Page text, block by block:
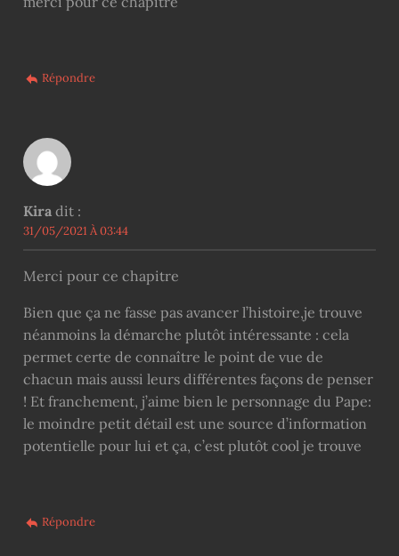
Répondre
Kira dit :
31/05/2021 À 03:44
Merci pour ce chapitre
Bien que ça ne fasse pas avancer l’histoire,je trouve
néanmoins la démarche plutôt intéressante : cela
permet certe de connaître le point de vue de
chacun mais aussi leurs différentes façons de penser
! Et franchement, j’aime bien le personnage du Pape:
le moindre petit détail est une source d’information
potentielle pour lui et ça, c’est plutôt cool je trouve
Répondre